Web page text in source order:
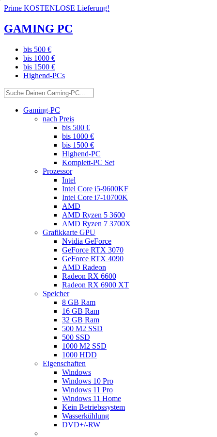
Prime KOSTENLOSE Lieferung!
GAMING PC
bis 500 €
bis 1000 €
bis 1500 €
Highend-PCs
Gaming-PC
nach Preis
bis 500 €
bis 1000 €
bis 1500 €
Highend-PC
Komplett-PC Set
Prozessor
Intel
Intel Core i5-9600KF
Intel Core i7-10700K
AMD
AMD Ryzen 5 3600
AMD Ryzen 7 3700X
Grafikkarte GPU
Nvidia GeForce
GeForce RTX 3070
GeForce RTX 4090
AMD Radeon
Radeon RX 6600
Radeon RX 6900 XT
Speicher
8 GB Ram
16 GB Ram
32 GB Ram
500 M2 SSD
500 SSD
1000 M2 SSD
1000 HDD
Eigenschaften
Windows
Windows 10 Pro
Windows 11 Pro
Windows 11 Home
Kein Betriebssystem
Wasserkühlung
DVD+/-RW